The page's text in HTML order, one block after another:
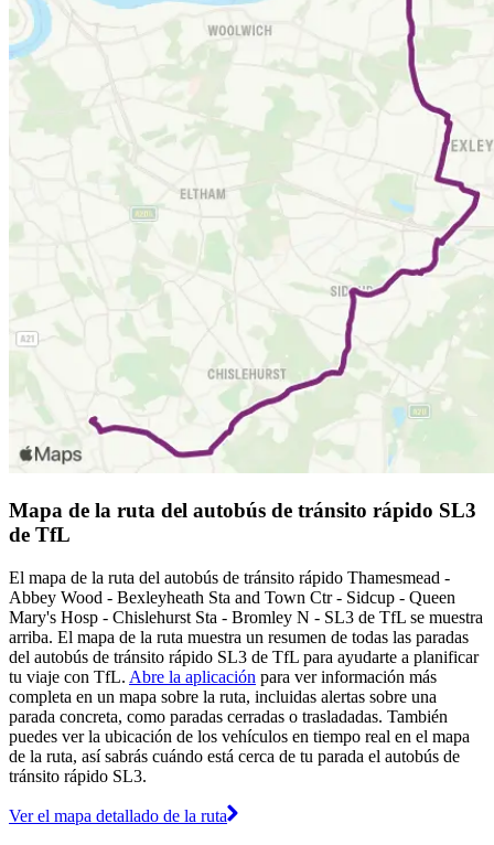
Mapa de la ruta del autobús de tránsito rápido SL3
de TfL
El mapa de la ruta del autobús de tránsito rápido Thamesmead -
Abbey Wood - Bexleyheath Sta and Town Ctr - Sidcup - Queen
Mary's Hosp - Chislehurst Sta - Bromley N - SL3 de TfL se muestra
arriba. El mapa de la ruta muestra un resumen de todas las paradas
del autobús de tránsito rápido SL3 de TfL para ayudarte a planificar
tu viaje con TfL. Abre la aplicación para ver información más
completa en un mapa sobre la ruta, incluidas alertas sobre una
parada concreta, como paradas cerradas o trasladadas. También
puedes ver la ubicación de los vehículos en tiempo real en el mapa
de la ruta, así sabrás cuándo está cerca de tu parada el autobús de
tránsito rápido SL3.
Ver el mapa detallado de la ruta